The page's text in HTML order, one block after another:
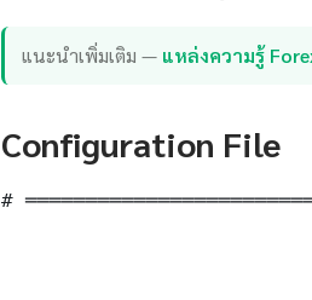
แนะนำเพิ่มเติม — แหล่งความรู้
Configuration File
#